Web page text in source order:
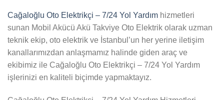
Cağaloğlu Oto Elektrikçi – 7/24 Yol Yardım hizmetleri
sunan Mobil Akücü Akü Takviye Oto Elektrik olarak uzman
teknik ekip, oto elektrik ve İstanbul’un her yerine iletişim
kanallarımızdan anlaşmamız halinde giden araç ve
ekibimiz ile Cağaloğlu Oto Elektrikçi – 7/24 Yol Yardım
işlerinizi en kaliteli biçimde yapmaktayız.